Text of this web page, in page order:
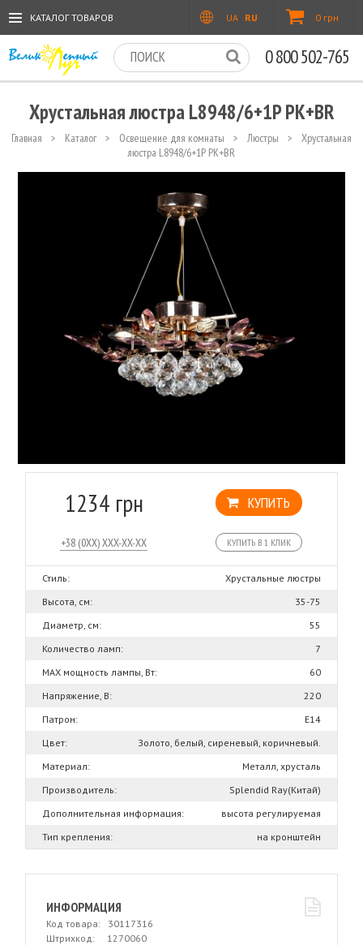
0 грн
UA RU
КАТАЛОГ ТОВАРОВ
0 800 502-765
Хрустальная люстра L8948/6+1P PK+BR
Главная > Каталог > Освещение для комнаты > Люстры >
Хрустальная
люстра L8948/6+1P PK+BR
1234 грн КУПИТЬ
КУПИТЬ В 1 КЛИК
Стиль:
Хрустальные люстры
Высота, см:
35-75
Диаметр, см:
55
Количество ламп:
7
MAX мощность лампы, Вт:
60
Напряжение, В:
220
Патрон:
Е14
Цвет:
Золото, белый, сиреневый, коричневый.
Материал:
Металл, хрусталь
Производитель:
Splendid Ray(Китай)
Дополнительная информация:
высота регулируемая
Тип крепления:
на кронштейн
ИНФОРМАЦИЯ
Код товара: 30117316
Штрихкод: 1270060